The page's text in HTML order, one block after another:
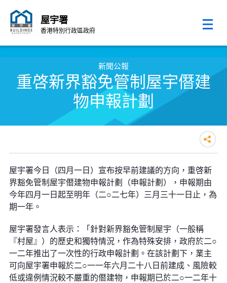
屋宇署
香港特別行政區政府
新聞公報
重啓新界豁免管制屋宇僭建
物申報計劃
重啓新界豁免管制屋宇僭建物申報
計劃
屋宇署今日（四月一日）宣布按早前建議的方向，重啓新
界豁免管制屋宇僭建物申報計劃（申報計劃），申報期由
今年四月一日起至明年（二○二七年）三月三十一日止，為
期一年。
屋宇署發言人表示：「針對新界豁免管制屋宇（一般稱
『村屋』）的歷史和獨特情況，作為特殊安排，政府於二○
一二年推出了一次性的行政申報計劃。在該計劃下，業主
可向屋宇署申報於二○一一年六月二十八日前建成、風險較
低或違例情況較不嚴重的僭建物，申報期已於二○一二年十